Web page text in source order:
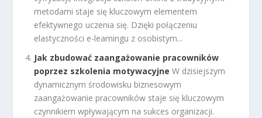
metodami staje się kluczowym elementem
efektywnego uczenia się. Dzięki połączeniu
elastyczności e-learningu z osobistym...
Jak zbudować zaangażowanie pracowników
poprzez szkolenia motywacyjne W dzisiejszym
dynamicznym środowisku biznesowym
zaangażowanie pracowników staje się kluczowym
czynnikiem wpływającym na sukces organizacji.